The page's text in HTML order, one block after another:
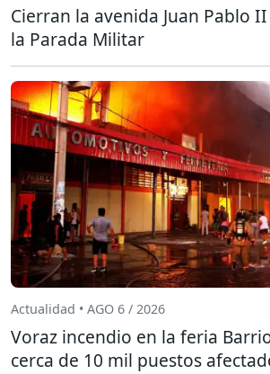
Cierran la avenida Juan Pablo
la Parada Militar
Actualidad • AGO 6 / 2026
Voraz incendio en la feria
cerca de 10 mil puestos